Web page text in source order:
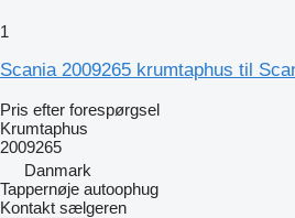
1
Scania 2009265 krumtaphus til
Pris efter forespørgsel
Krumtaphus
2009265
Danmark
Tappernøje autoophug
Kontakt sælgeren